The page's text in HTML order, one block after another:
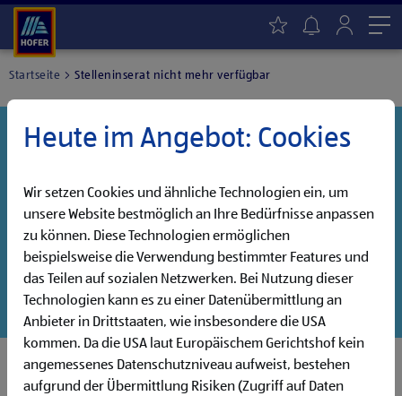
Startseite Stelleninserat nicht mehr verfügbar
haben noch weitere Jobs, die auf dich warten!
Danke für dein Interesse!
Entdecke unsere offenen Jobs oder abonniere deinen
persönlichen Jobalarm:
Jobsuche Jobalarm
Heute im Angebot: Cookies
Wir setzen Cookies und ähnliche Technologien ein, um
unsere Website bestmöglich an Ihre Bedürfnisse anpassen
zu können. Diese Technologien ermöglichen
beispielsweise die Verwendung bestimmter Features und
das Teilen auf sozialen Netzwerken. Bei Nutzung dieser
Technologien kann es zu einer Datenübermittlung an
Anbieter in Drittstaaten, wie insbesondere die USA
kommen. Da die USA laut Europäischem Gerichtshof kein
angemessenes Datenschutzniveau aufweist, bestehen
aufgrund der Übermittlung Risiken (Zugriff auf Daten